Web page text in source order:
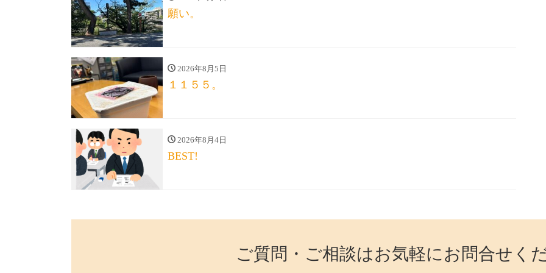
願い。
2026年8月5日
１１５５。
2026年8月4日
BEST!
ご質問・ご相談はお気軽にお問合せく